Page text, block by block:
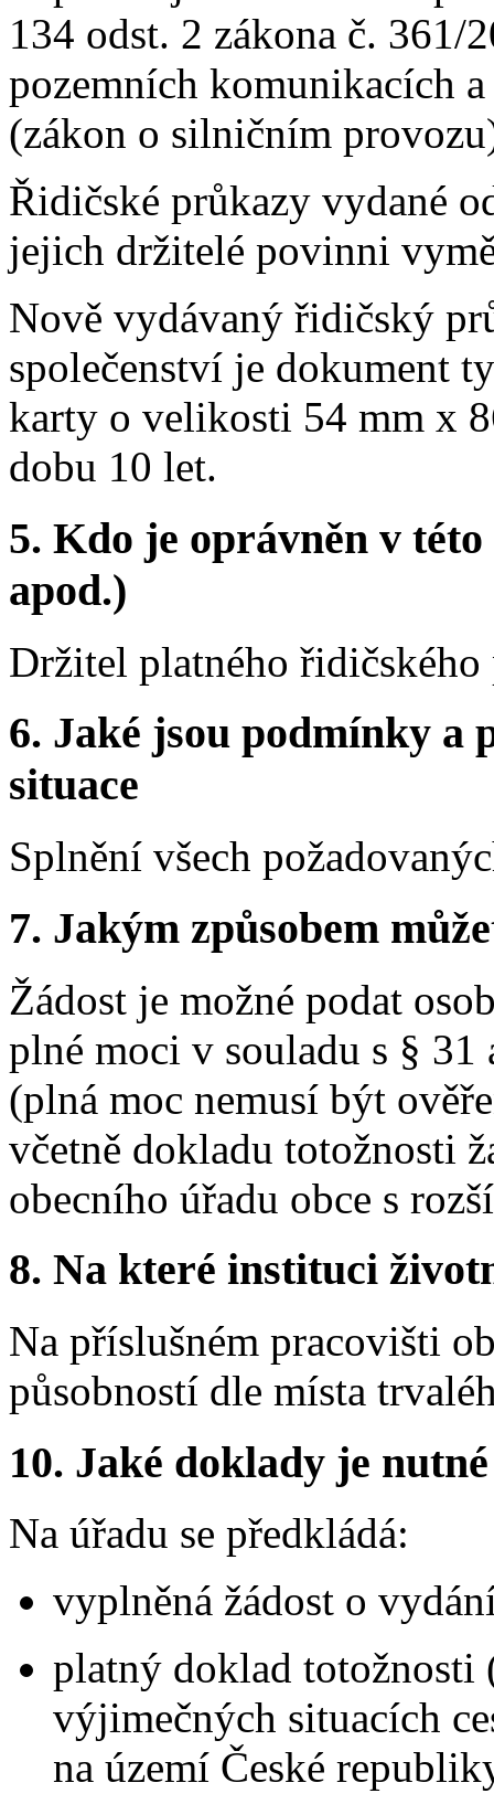
134 odst. 2 zákona č. 361/
pozemních komunikacích
(zákon o silničním
Řidičské průkazy vydané
jejich držitelé povinni
Nově vydávaný řidičský
společenství je dokument
karty o velikosti 54 mm x
dobu 10 let.
5. Kdo je oprávněn v
apod.)
Držitel platného řidičského
6. Jaké jsou podmínky a
situace
Splnění všech
7. Jakým způsobem
Žádost je možné podat
plné moci v souladu s § 31
(plná moc nemusí být
včetně dokladu totožnosti
obecního úřadu obce s
8. Na které instituci
Na příslušném pracovišti
působností dle místa
10. Jaké doklady je
Na úřadu se předkládá:
vyplněná žádost o
platný doklad totožnosti
výjimečných situacích
na území České